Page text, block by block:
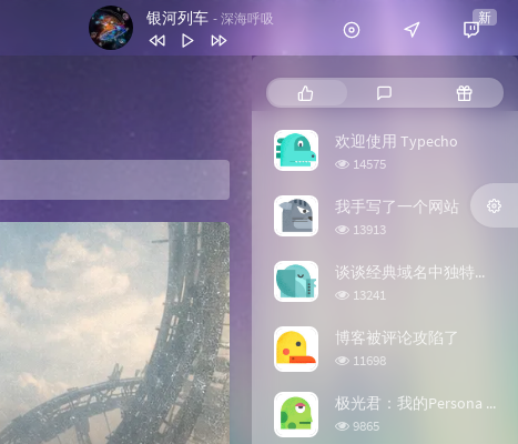
银河列车 - 深海呼吸
白马少年 (烟嗓版) 洪钰
Radical Face
韩寒 / 刘昊然 / 刘浩存 / 沈腾 / 乔杉 / 周奇
夜派对（L.N Party） / 房东的猫
4 All I Need Michael Schulte
Koolulam
6 A Dog's Purpose Rachel Portman
深海呼吸
新
随机
欢迎使用 Typecho
浏览次数:
14575
我手写了一个网站
浏览次数:
13913
谈谈经典域名中独特的“一抹红”——.org
浏览次数:
13241
博客被评论攻陷了
浏览次数:
11698
极光君：我的Persona AI形象
浏览次数:
9865